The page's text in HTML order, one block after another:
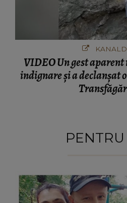
VIDEO Un gest
indignare și a declanșat